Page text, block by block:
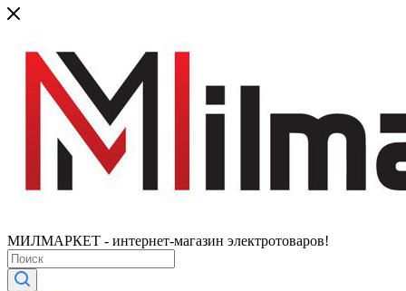
МИЛМАРКЕТ - интернет-магазин электротоваров!